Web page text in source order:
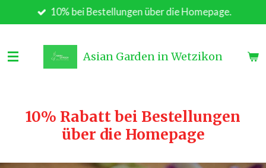
Hauptinhalt
10% bei Bestellungen über die Homepage.
Asian Garden in Wetzikon
10% Rabatt bei Bestellungen
über die Homepage